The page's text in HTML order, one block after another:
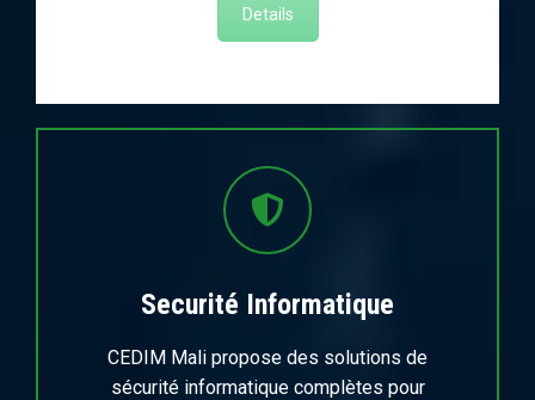
Details
Securité Informatique
CEDIM Mali propose des solutions de
sécurité informatique complètes pour